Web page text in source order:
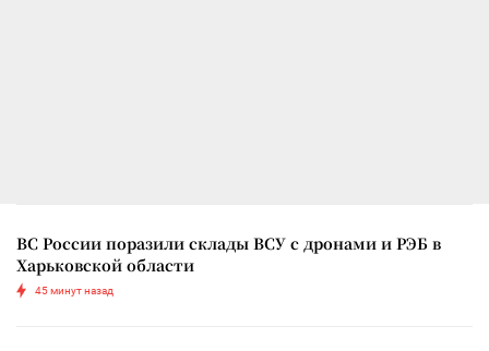
ВС России поразили склады ВСУ с дронами и РЭБ в
Харьковской области
45 минут назад